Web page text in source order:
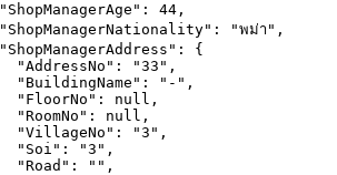
"ShopManagerAge" : 44 ,
"ShopManagerNationality" : "พม่า " ,
"ShopManagerAddress" : {
"AddressNo" : "33 " ,
"BuildingName" : " - " ,
"FloorNo" : null ,
"RoomNo" : null ,
"VillageNo" : "3 " ,
"Soi" : "3 " ,
"Road" : "" ,